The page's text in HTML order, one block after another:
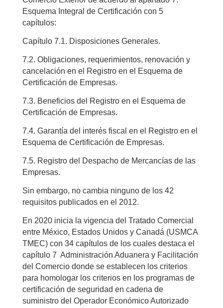
Esquema Integral de Certificación con 5
capítulos:
Capítulo 7.1. Disposiciones Generales.
7.2. Obligaciones, requerimientos, renovación y
cancelación en el Registro en el Esquema de
Certificación de Empresas.
7.3. Beneficios del Registro en el Esquema de
Certificación de Empresas.
7.4. Garantía del interés fiscal en el Registro en el
Esquema de Certificación de Empresas.
7.5. Registro del Despacho de Mercancías de las
Empresas.
Sin embargo, no cambia ninguno de los 42
requisitos publicados en el 2012.
En 2020 inicia la vigencia del Tratado Comercial
entre México, Estados Unidos y Canadá (USMCA
TMEC) con 34 capítulos de los cuales destaca el
capítulo 7 Administración Aduanera y Facilitación
del Comercio donde se establecen los criterios
para homologar los criterios en los programas de
certificación de seguridad en cadena de
suministro del Operador Económico Autorizado